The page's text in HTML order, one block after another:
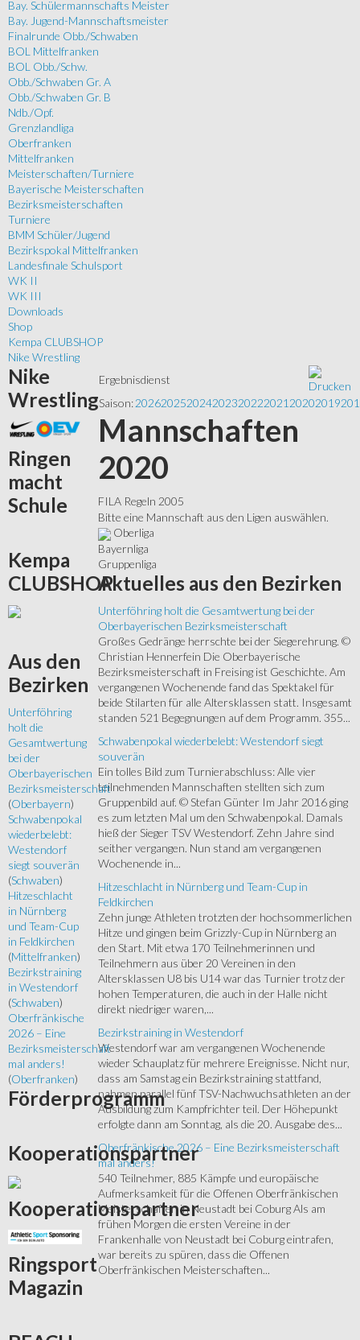
Bay. Schülermannschafts Meister
Bay. Jugend-Mannschaftsmeister
Finalrunde Obb./Schwaben
BOL Mittelfranken
BOL Obb./Schw.
Obb./Schwaben Gr. A
Obb./Schwaben Gr. B
Ndb./Opf.
Grenzlandliga
Oberfranken
Mittelfranken
Meisterschaften/Turniere
Bayerische Meisterschaften
Bezirksmeisterschaften
Turniere
BMM Schüler/Jugend
Bezirkspokal Mittelfranken
Landesfinale Schulsport
WK II
WK III
Downloads
Shop
Kempa CLUBSHOP
Nike Wrestling
Ergebnisdienst
Saison:202620252024202320222021 20202019
Mannschaften
2020
FILA Regeln 2005
Bitte eine Mannschaft aus den Ligen auswählen.
Oberliga
Bayernliga
Gruppenliga
Aktuelles aus den Bezirken
Unterföhring holt die Gesamtwertung bei der
Oberbayerischen Bezirksmeisterschaft
Großes Gedränge herrschte bei der Siegerehrung. ©
Christian Hennerfein Die Oberbayerische
Bezirksmeisterschaft in Freising ist Geschichte. Am
vergangenen Wochenende fand das Spektakel für
beide Stilarten für alle Altersklassen statt. Insgesamt
standen 521 Begegnungen auf dem Programm. 355...
Schwabenpokal wiederbelebt: Westendorf siegt
souverän
Ein tolles Bild zum Turnierabschluss: Alle vier
teilnehmenden Mannschaften stellten sich zum
Gruppenbild auf. © Stefan Günter Im Jahr 2016 ging
es zum letzten Mal um den Schwabenpokal. Damals
hieß der Sieger TSV Westendorf. Zehn Jahre sind
seither vergangen. Nun stand am vergangenen
Wochenende in...
Hitzeschlacht in Nürnberg und Team-Cup in
Feldkirchen
Zehn junge Athleten trotzten der hochsommerlichen
Hitze und gingen beim Grizzly-Cup in Nürnberg an
den Start. Mit etwa 170 Teilnehmerinnen und
Teilnehmern aus über 20 Vereinen in den
Altersklassen U8 bis U14 war das Turnier trotz der
hohen Temperaturen, die auch in der Halle nicht
direkt niedriger waren,...
Bezirkstraining in Westendorf
Westendorf war am vergangenen Wochenende
wieder Schauplatz für mehrere Ereignisse. Nicht nur,
dass am Samstag ein Bezirkstraining stattfand,
nahmen parallel fünf TSV-Nachwuchsathleten an der
Ausbildung zum Kampfrichter teil. Der Höhepunkt
erfolgte dann am Sonntag, als die 20. Ausgabe des...
Oberfränkische 2026 – Eine Bezirksmeisterschaft
mal anders!
540 Teilnehmer, 885 Kämpfe und europäische
Aufmerksamkeit für die Offenen Oberfränkischen
Meisterschaften in Neustadt bei Coburg Als am
frühen Morgen die ersten Vereine in der
Frankenhalle von Neustadt bei Coburg eintrafen,
war bereits zu spüren, dass die Offenen
Oberfränkischen Meisterschaften...
Nike
Wrestling
Ringen
macht
Schule
Kempa
CLUBSHOP
Aus den
Bezirken
Unterföhring
holt die
Gesamtwertung
bei der
Oberbayerischen
Bezirksmeisterschaft
(Oberbayern)
Schwabenpokal
wiederbelebt:
Westendorf
siegt souverän
(Schwaben)
Hitzeschlacht
in Nürnberg
und Team-Cup
in Feldkirchen
(Mittelfranken)
Bezirkstraining
in Westendorf
(Schwaben)
Oberfränkische
2026 – Eine
Bezirksmeisterschaft
mal anders!
(Oberfranken)
Förderprogramm
Kooperationspartner
Kooperationspartner
Ringsport
Magazin